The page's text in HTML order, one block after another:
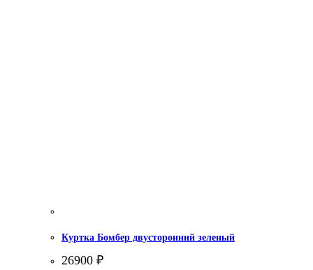
Куртка Бомбер двусторонний зеленый
26900 ₽